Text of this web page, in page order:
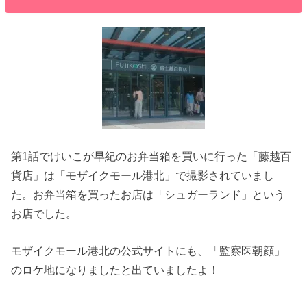
第1話でけいこが早紀のお弁当箱を買いに行った「藤越百
貨店」は「モザイクモール港北」で撮影されていまし
た。お弁当箱を買ったお店は「シュガーランド」という
お店でした。
モザイクモール港北の公式サイトにも、「監察医朝顔」
のロケ地になりましたと出ていましたよ！